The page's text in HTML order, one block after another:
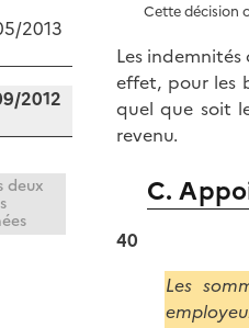
2013
2012
deux
Cette décision
Les
effet, pour les
quel que soit
revenu.
C.
40
Les